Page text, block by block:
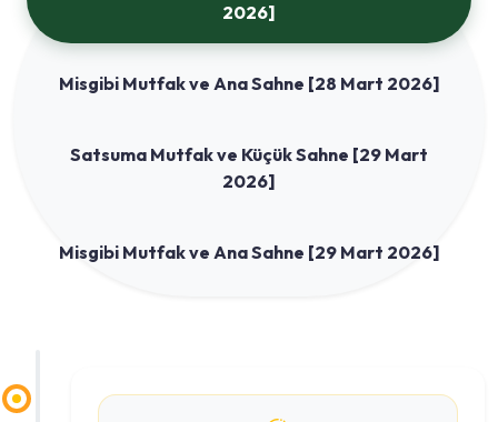
2026]
Misgibi Mutfak ve Ana Sahne [28 Mart 2026]
Satsuma Mutfak ve Küçük Sahne [29 Mart
2026]
Misgibi Mutfak ve Ana Sahne [29 Mart 2026]